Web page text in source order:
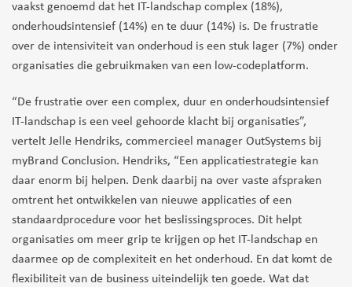
vaakst genoemd dat het IT-landschap complex (18%),
onderhoudsintensief (14%) en te duur (14%) is. De frustratie
over de intensiviteit van onderhoud is een stuk lager (7%) onder
organisaties die gebruikmaken van een low-codeplatform.
“De frustratie over een complex, duur en onderhoudsintensief
IT-landschap is een veel gehoorde klacht bij organisaties”,
vertelt Jelle Hendriks, commercieel manager OutSystems bij
myBrand Conclusion. Hendriks, “Een applicatiestrategie kan
daar enorm bij helpen. Denk daarbij na over vaste afspraken
omtrent het ontwikkelen van nieuwe applicaties of een
standaardprocedure voor het beslissingsproces. Dit helpt
organisaties om meer grip te krijgen op het IT-landschap en
daarmee op de complexiteit en het onderhoud. En dat komt de
flexibiliteit van de business uiteindelijk ten goede. Wat dat